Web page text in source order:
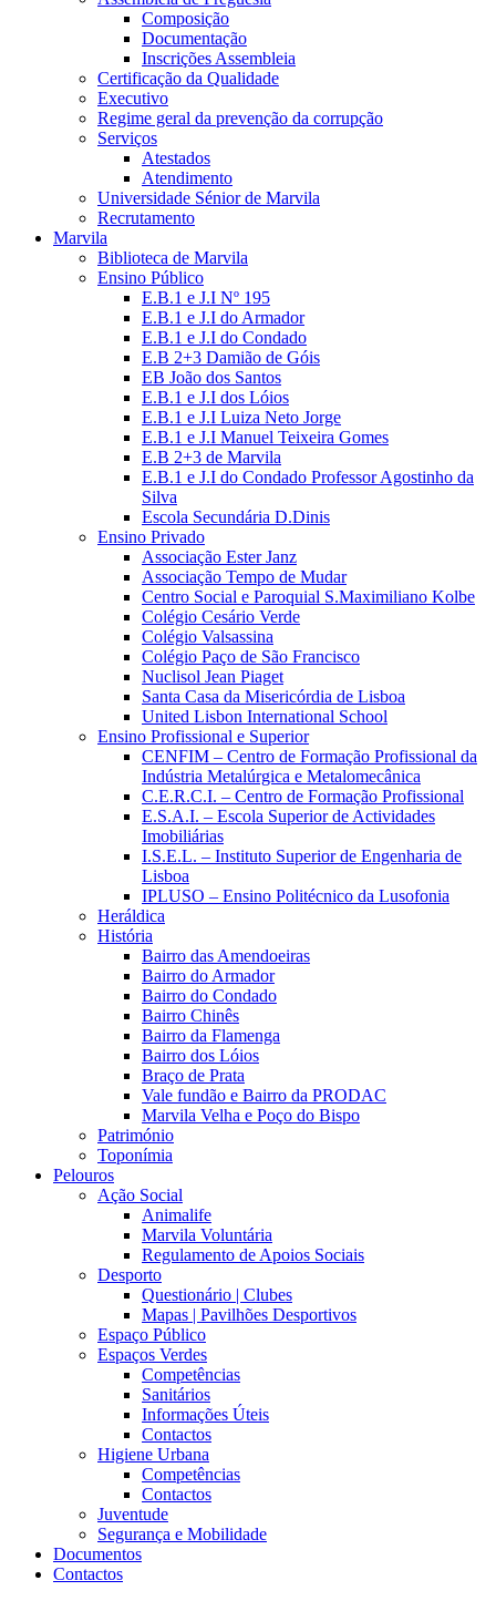
Composição
Documentação
Inscrições Assembleia
Certificação da Qualidade
Executivo
Regime geral da prevenção da corrupção
Serviços
Atestados
Atendimento
Universidade Sénior de Marvila
Recrutamento
Marvila
Biblioteca de Marvila
Ensino Público
E.B.1 e J.I Nº 195
E.B.1 e J.I do Armador
E.B.1 e J.I do Condado
E.B 2+3 Damião de Góis
EB João dos Santos
E.B.1 e J.I dos Lóios
E.B.1 e J.I Luiza Neto Jorge
E.B.1 e J.I Manuel Teixeira Gomes
E.B 2+3 de Marvila
E.B.1 e J.I do Condado Professor Agostinho da
Silva
Escola Secundária D.Dinis
Ensino Privado
Associação Ester Janz
Associação Tempo de Mudar
Centro Social e Paroquial S.Maximiliano Kolbe
Colégio Cesário Verde
Colégio Valsassina
Colégio Paço de São Francisco
Nuclisol Jean Piaget
Santa Casa da Misericórdia de Lisboa
United Lisbon International School
Ensino Profissional e Superior
CENFIM – Centro de Formação Profissional da
Indústria Metalúrgica e Metalomecânica
C.E.R.C.I. – Centro de Formação Profissional
E.S.A.I. – Escola Superior de Actividades
Imobiliárias
I.S.E.L. – Instituto Superior de Engenharia de
Lisboa
IPLUSO – Ensino Politécnico da Lusofonia
Heráldica
História
Bairro das Amendoeiras
Bairro do Armador
Bairro do Condado
Bairro Chinês
Bairro da Flamenga
Bairro dos Lóios
Braço de Prata
Vale fundão e Bairro da PRODAC
Marvila Velha e Poço do Bispo
Património
Toponímia
Pelouros
Ação Social
Animalife
Marvila Voluntária
Regulamento de Apoios Sociais
Desporto
Questionário | Clubes
Mapas | Pavilhões Desportivos
Espaço Público
Espaços Verdes
Competências
Sanitários
Informações Úteis
Contactos
Higiene Urbana
Competências
Contactos
Juventude
Segurança e Mobilidade
Documentos
Contactos